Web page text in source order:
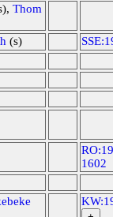
Thom
(s)
1602